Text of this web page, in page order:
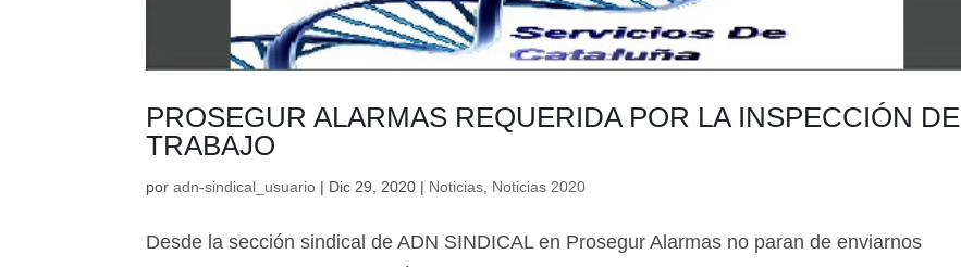
PROSEGUR ALARMAS REQUERIDA POR LA INSPECCIÓN DE
TRABAJO
poradn-sindical_usuario | Dic 29, 2020 | Noticias, Noticias 2020
Desde la sección sindical de ADN SINDICAL en Prosegur Alarmas no paran de enviarnos